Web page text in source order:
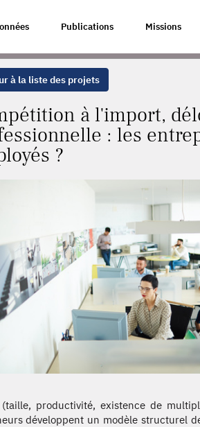
Publications Missions
ET MOBILITÉ
à la liste des projets
à l'import,
: les
?
(taille, productivité, existence de
développent un modèle structurel